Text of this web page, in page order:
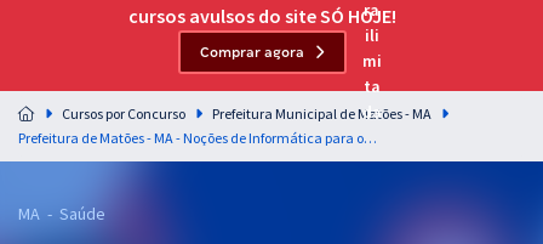
Residências Multiprofissionais
Preparação completa e intensiva para as principais
residências em saúde do Brasil
cursos avulsos do site SÓ HOJE!
Comprar agora
Cursos por Concurso
Prefeitura Municipal de Matões - MA
Prefeitura de Matões - MA - Noções de Informática para os cargos de nível médio com o Prof. Fabrício Melo
MA - Saúde